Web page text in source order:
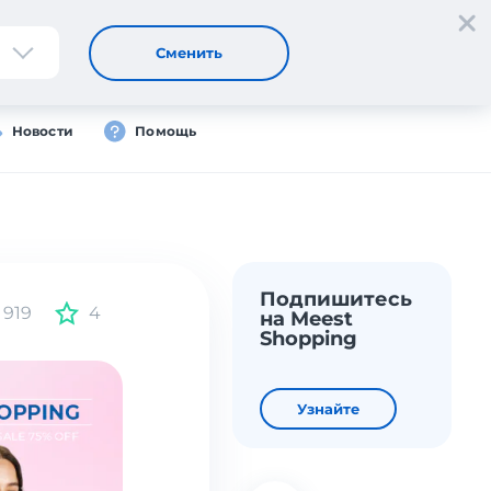
Регистрация
Новости Помощь
Сменить
919 4
Подпишитесь
на Meest
Shopping
Узнайте